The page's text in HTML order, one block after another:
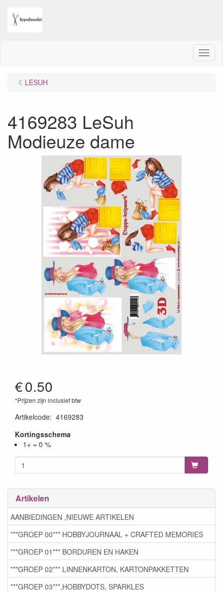
M
e
LESUH
4169283 LeSuh
Modieuze dame
€0.50
*Prijzen zijn inclusief btw
Artikelcode: 4169283
Kortingsschema
1+ = 0 %
Artikelen
AANBIEDINGEN ,NIEUWE ARTIKELEN
***GROEP 00*** HOBBYJOURNAAL + CRAFTED MEMORIES
***GROEP 01*** BORDUREN EN HAKEN
***GROEP 02*** LINNENKARTON, KARTONPAKKETTEN
***GROEP 03***,HOBBYDOTS, SPARKLES